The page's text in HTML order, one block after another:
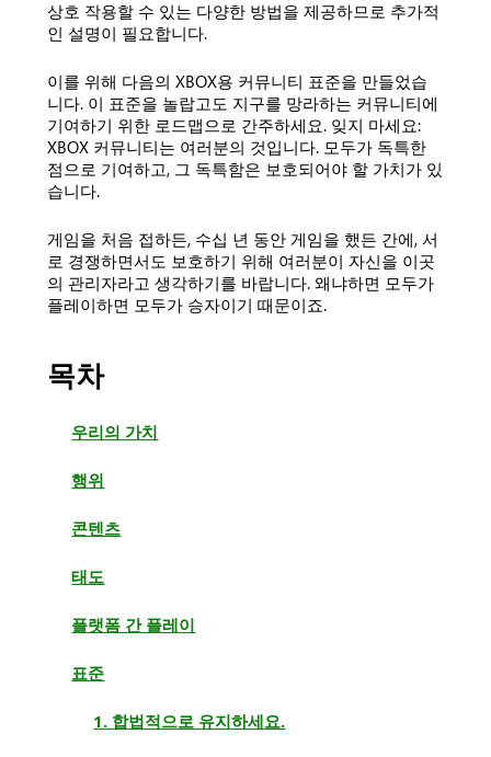
상호 작용할 수 있는 다양한 방법을 제공하므로 추가적
인 설명이 필요합니다.
이를 위해 다음의 XBOX용 커뮤니티 표준을 만들었습
니다. 이 표준을 놀랍고도 지구를 망라하는 커뮤니티에
기여하기 위한 로드맵으로 간주하세요. 잊지 마세요:
XBOX 커뮤니티는 여러분의 것입니다. 모두가 독특한
점으로 기여하고, 그 독특함은 보호되어야 할 가치가 있
습니다.
게임을 처음 접하든, 수십 년 동안 게임을 했든 간에, 서
로 경쟁하면서도 보호하기 위해 여러분이 자신을 이곳
의 관리자라고 생각하기를 바랍니다. 왜냐하면 모두가
플레이하면 모두가 승자이기 때문이죠.
목차
우리의 가치
행위
콘텐츠
태도
플랫폼 간 플레이
표준
1. 합법적으로 유지하세요.